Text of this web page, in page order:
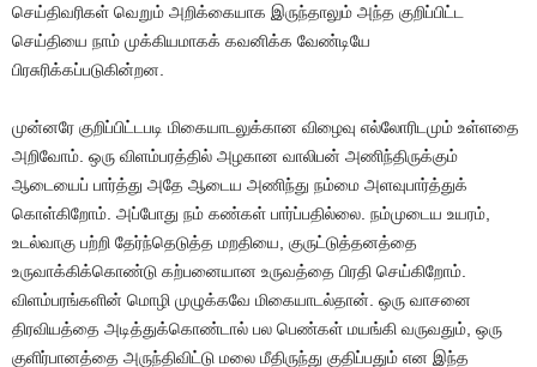
செய்திவரிகள் வெறும் அறிக்கையாக இருந்தாலும் அந்த குறிப்பிட்ட
செய்தியை நாம் முக்கியமாகக் கவனிக்க வேண்டியே
பிரசுரிக்கப்படுகின்றன.
முன்னரே குறிப்பிட்டபடி மிகையாடலுக்கான விழைவு எல்லோரிடமும் உள்ளதை
அறிவோம். ஒரு விளம்பரத்தில் அழகான வாலிபன் அணிந்திருக்கும்
ஆடையைப் பார்த்து அதே ஆடைய அணிந்து நம்மை அளவுபார்த்துக்
கொள்கிறோம். அப்போது நம் கண்கள் பார்ப்பதில்லை. நம்முடைய உயரம்,
உடல்வாகு பற்றி தேர்ந்தெடுத்த மறதியை, குருட்டுத்தனத்தை
உருவாக்கிக்கொண்டு கற்பனையான உருவத்தை பிரதி செய்கிறோம்.
விளம்பரங்களின் மொழி முழுக்கவே மிகையாடல்தான். ஒரு வாசனை
திரவியத்தை அடித்துக்கொண்டால் பல பெண்கள் மயங்கி வருவதும், ஒரு
குளிர்பானத்தை அருந்திவிட்டு மலை மீதிருந்து குதிப்பதும் என இந்த